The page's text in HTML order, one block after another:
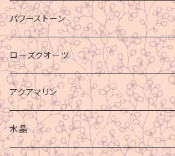
パワーストーン
ローズクオーツ
アクアマリン
水晶